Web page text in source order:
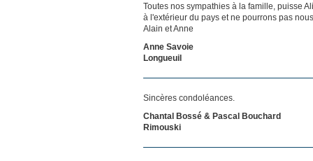
Toutes nos sympathies à la famille, puisse
à l'extérieur du pays et ne pourrons pas
Alain et Anne
Anne Savoie
Longueuil
Sincères condoléances.
Chantal Bossé & Pascal Bouchard
Rimouski